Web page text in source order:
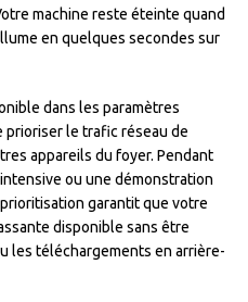
machine reste éteinte quand
en quelques secondes sur
dans les paramètres
prioriser le trafic réseau de
appareils du foyer. Pendant
ou une démonstration
garantit que votre
disponible sans être
les téléchargements en arrière-